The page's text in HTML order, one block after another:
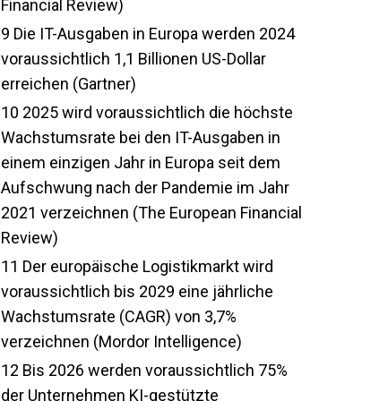
Financial Review)
9 Die IT-Ausgaben in Europa werden 2024
voraussichtlich 1,1 Billionen US-Dollar
erreichen (Gartner)
10 2025 wird voraussichtlich die höchste
Wachstumsrate bei den IT-Ausgaben in
einem einzigen Jahr in Europa seit dem
Aufschwung nach der Pandemie im Jahr
2021 verzeichnen (The European Financial
Review)
11 Der europäische Logistikmarkt wird
voraussichtlich bis 2029 eine jährliche
Wachstumsrate (CAGR) von 3,7%
verzeichnen (Mordor Intelligence)
12 Bis 2026 werden voraussichtlich 75%
der Unternehmen KI-gestützte